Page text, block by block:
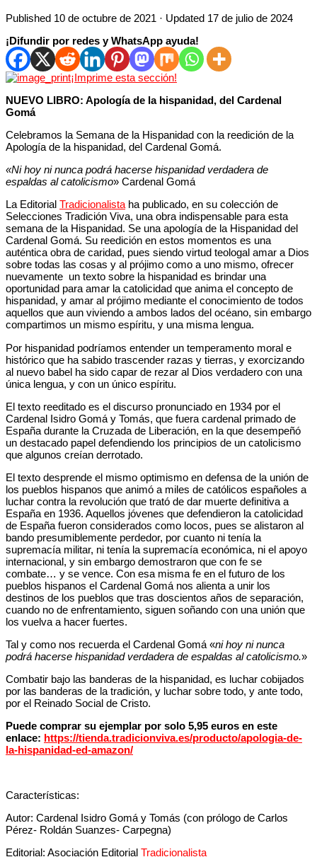
Published 10 de octubre de 2021 · Updated 17 de julio de 2024
¡Difundir por redes y WhatsApp ayuda!
¡Imprime esta sección!
NUEVO LIBRO: Apología de la hispanidad, del Cardenal
Gomá
Celebramos la Semana de la Hispanidad con la reedición de la
Apología de la hispanidad, del Cardenal Gomá.
«Ni hoy ni nunca podrá hacerse hispanidad verdadera de
espaldas al catolicismo» Cardenal Gomá
La Editorial Tradicionalistaha publicado, en su colección de
Selecciones Tradición Viva, una obra indispensable para esta
semana de la Hispanidad. Se una apología de la Hispanidad del
Cardenal Gomá. Su reedición en estos momentos es una
auténtica obra de caridad, pues siendo virtud teologal amar a Dios
sobre todas las cosas y al prójimo como a uno mismo, ofrecer
nuevamente un texto sobre la hispanidad es brindar una
oportunidad para amar la catolicidad que anima el concepto de
hispanidad, y amar al prójimo mediante el conocimiento de todos
aquellos que aun viviendo a ambos lados del océano, sin embargo
compartimos un mismo espíritu, y una misma lengua.
Por hispanidad podríamos entender un temperamento moral e
histórico que ha sabido trascender razas y tierras, y exorcizando
al nuevo babel ha sido capar de rezar al Dios verdadero con una
única lengua, y con un único espíritu.
El texto reeditado es el discurso pronunciado en 1934 por el
Cardenal Isidro Gomá y Tomás, que fuera cardenal primado de
España durante la Cruzada de Liberación, en la que desempeñó
un destacado papel defendiendo los principios de un catolicismo
que algunos creían derrotado.
El texto desprende el mismo optimismo en defensa de la unión de
los pueblos hispanos que animó a miles de católicos españoles a
luchar contra la revolución que trató de dar muerte definitiva a
España en 1936. Aquellos jóvenes que defendieron la catolicidad
de España fueron considerados como locos, pues se alistaron al
bando presumiblemente perdedor, por cuanto ni tenía la
supremacía militar, ni tenía la supremacía económica, ni el apoyo
internacional, y sin embargo demostraron que con fe se
combate… y se vence. Con esa misma fe en el futuro de los
pueblos hispanos el Cardenal Gomá nos alienta a unir los
destinos de los pueblos que tras doscientos años de separación,
cuando no de enfrentamiento, siguen soñando con una unión que
los vuelva a hacer fuertes.
Tal y como nos recuerda el Cardenal Gomá «ni hoy ni nunca
podrá hacerse hispanidad verdadera de espaldas al catolicismo.»
Combatir bajo las banderas de la hispanidad, es luchar cobijados
por las banderas de la tradición, y luchar sobre todo, y ante todo,
por el Reinado Social de Cristo.
Puede comprar su ejemplar por solo 5,95 euros en este
enlace: https://tienda.tradicionviva.es/producto/apologia-de-
la-hispanidad-ed-amazon/
Características:
Autor: Cardenal Isidro Gomá y Tomás (con prólogo de Carlos
Pérez- Roldán Suanzes- Carpegna)
Editorial: Asociación Editorial Tradicionalista